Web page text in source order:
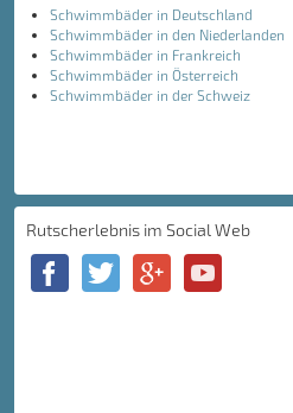
Schwimmbäder in Deutschland
Schwimmbäder in den Niederlanden
Schwimmbäder in Frankreich
Schwimmbäder in Österreich
Schwimmbäder in der Schweiz
Rutscherlebnis im Social Web